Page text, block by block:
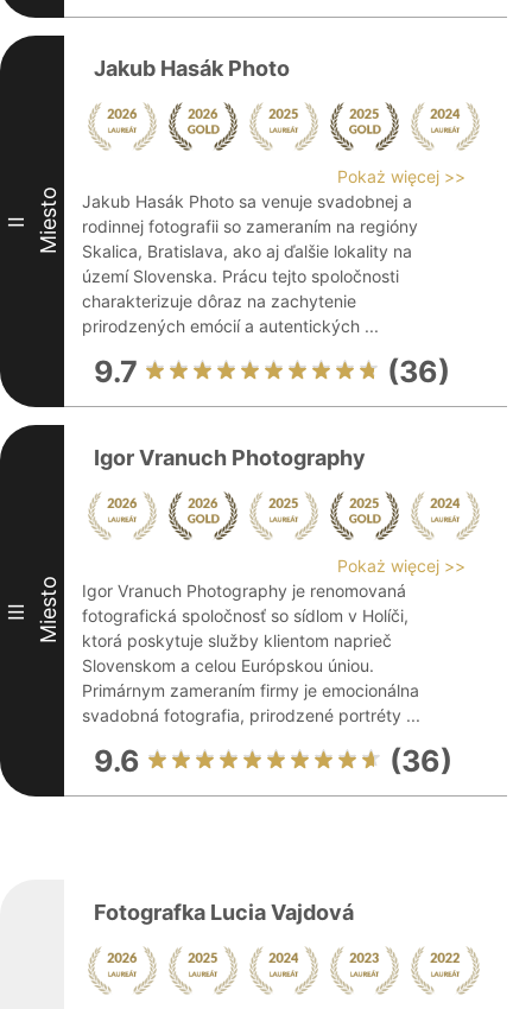
II Miesto
Jakub Hasák Photo
Pokaż więcej >>
Jakub Hasák Photo sa venuje svadobnej a
rodinnej fotografii so zameraním na regióny
Skalica, Bratislava, ako aj ďalšie lokality na
území Slovenska. Prácu tejto spoločnosti
charakterizuje dôraz na zachytenie
prirodzených emócií a autentických ...
9.7 (36)
III Miesto
Igor Vranuch Photography
Pokaż więcej >>
Igor Vranuch Photography je renomovaná
fotografická spoločnosť so sídlom v Holíči,
ktorá poskytuje služby klientom naprieč
Slovenskom a celou Európskou úniou.
Primárnym zameraním firmy je emocionálna
svadobná fotografia, prirodzené portréty ...
9.6 (36)
Fotografka Lucia Vajdová